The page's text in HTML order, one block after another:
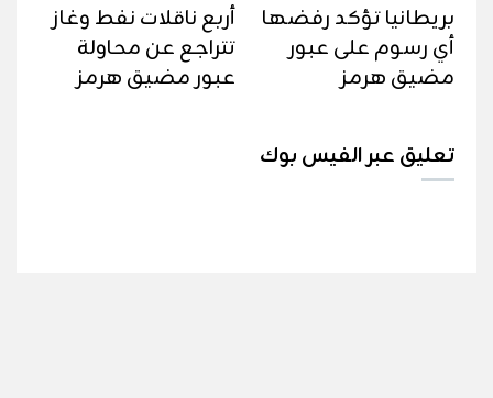
بريطانيا تؤكد رفضها
أي رسوم على عبور
مضيق هرمز
أربع ناقلات نفط وغاز
تتراجع عن محاولة
عبور مضيق هرمز
تعليق عبر الفيس بوك